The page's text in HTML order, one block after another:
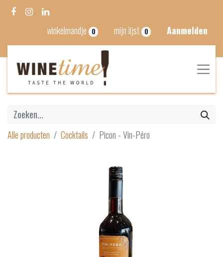
winkelmandje 0 mijn lijst 0 Aanmelden
Alle producten Cocktails Picon - Vin-Péro